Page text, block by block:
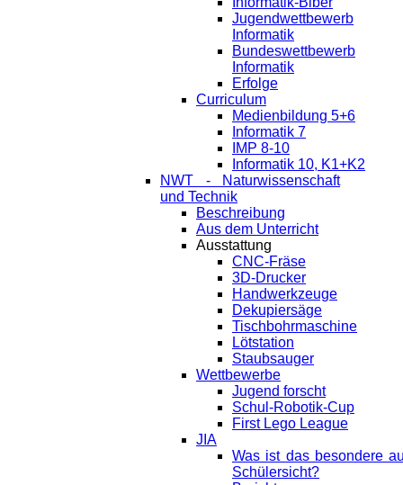
Jugendwettbewerb
Informatik
Bundeswettbewerb
Informatik
Erfolge
Curriculum
Medienbildung 5+6
Informatik 7
IMP 8-10
Informatik 10, K1+K2
NWT - Naturwissenschaft
und Technik
Beschreibung
Aus dem Unterricht
Ausstattung
CNC-Fräse
3D-Drucker
Handwerkzeuge
Dekupiersäge
Tischbohrmaschine
Lötstation
Staubsauger
Wettbewerbe
Jugend forscht
Schul-Robotik-Cup
First Lego League
JIA
Was ist das besondere
Schülersicht?